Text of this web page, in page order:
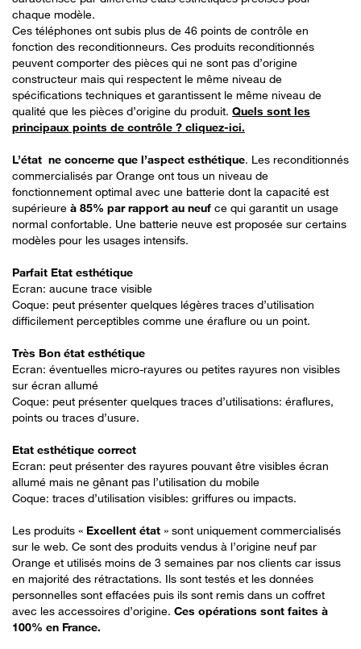
chaque modèle.
Ces téléphones ont subis plus de 46 points de contrôle en
fonction des reconditionneurs. Ces produits reconditionnés
peuvent comporter des pièces qui ne sont pas d’origine
constructeur mais qui respectent le même niveau de
spécifications techniques et garantissent le même niveau de
qualité que les pièces d’origine du produit. Quels sont les
principaux points de contrôle ? cliquez-ici.
L’état ne concerne que l’aspect esthétique. Les reconditionnés
commercialisés par Orange ont tous un niveau de
fonctionnement optimal avec une batterie dont la capacité est
supérieure à 85% par rapport au neuf ce qui garantit un usage
normal confortable. Une batterie neuve est proposée sur certains
modèles pour les usages intensifs.
Parfait Etat esthétique
Ecran: aucune trace visible
Coque: peut présenter quelques légères traces d’utilisation
difficilement perceptibles comme une éraflure ou un point.
Très Bon état esthétique
Ecran: éventuelles micro-rayures ou petites rayures non visibles
sur écran allumé
Coque: peut présenter quelques traces d’utilisations: éraflures,
points ou traces d’usure.
Etat esthétique correct
Ecran: peut présenter des rayures pouvant être visibles écran
allumé mais ne gênant pas l’utilisation du mobile
Coque: traces d’utilisation visibles: griffures ou impacts.
Les produits « Excellent état » sont uniquement commercialisés
sur le web. Ce sont des produits vendus à l’origine neuf par
Orange et utilisés moins de 3 semaines par nos clients car issus
en majorité des rétractations. Ils sont testés et les données
personnelles sont effacées puis ils sont remis dans un coffret
avec les accessoires d’origine. Ces opérations sont faites à
100% en France​.